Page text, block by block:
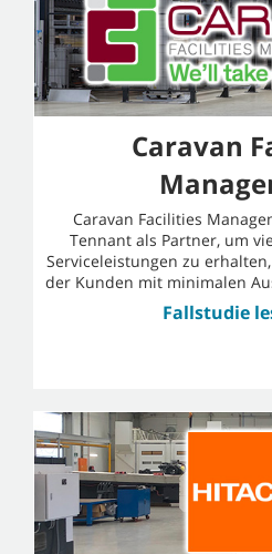
Caravan
Caravan Facilities
Tennant als Partner, um
Serviceleistungen zu
der Kunden mit minimalen
Fallstudie